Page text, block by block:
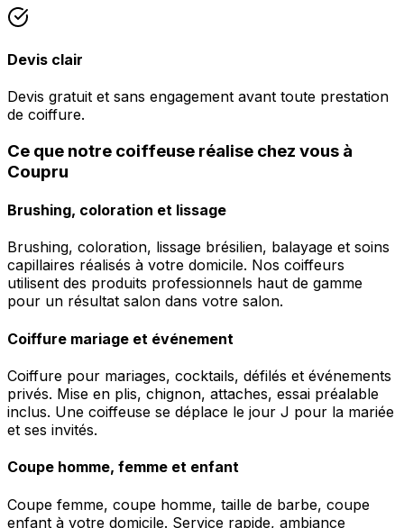
Devis clair
Devis gratuit et sans engagement avant toute prestation
de coiffure.
Ce que notre coiffeuse réalise chez vous à
Coupru
Brushing, coloration et lissage
Brushing, coloration, lissage brésilien, balayage et soins
capillaires réalisés à votre domicile. Nos coiffeurs
utilisent des produits professionnels haut de gamme
pour un résultat salon dans votre salon.
Coiffure mariage et événement
Coiffure pour mariages, cocktails, défilés et événements
privés. Mise en plis, chignon, attaches, essai préalable
inclus. Une coiffeuse se déplace le jour J pour la mariée
et ses invités.
Coupe homme, femme et enfant
Coupe femme, coupe homme, taille de barbe, coupe
enfant à votre domicile. Service rapide, ambiance